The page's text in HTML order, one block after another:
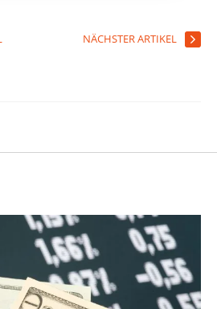
NÄCHSTER ARTIKEL